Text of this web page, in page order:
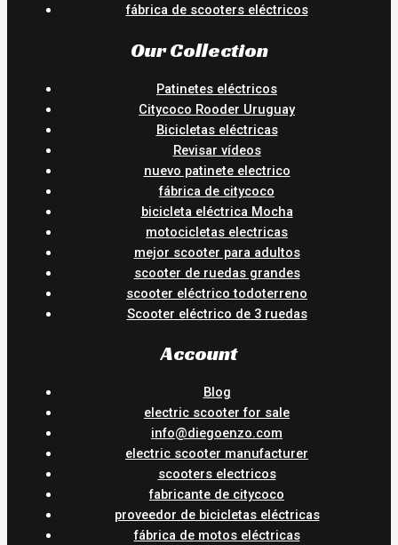
fábrica de scooters eléctricos
Our Collection
Patinetes eléctricos
Citycoco Rooder Uruguay
Bicicletas eléctricas
Revisar vídeos
nuevo patinete electrico
fábrica de citycoco
bicicleta eléctrica Mocha
motocicletas electricas
mejor scooter para adultos
scooter de ruedas grandes
scooter eléctrico todoterreno
Scooter eléctrico de 3 ruedas
Account
Blog
electric scooter for sale
info@diegoenzo.com
electric scooter manufacturer
scooters electricos
fabricante de citycoco
proveedor de bicicletas eléctricas
fábrica de motos eléctricas